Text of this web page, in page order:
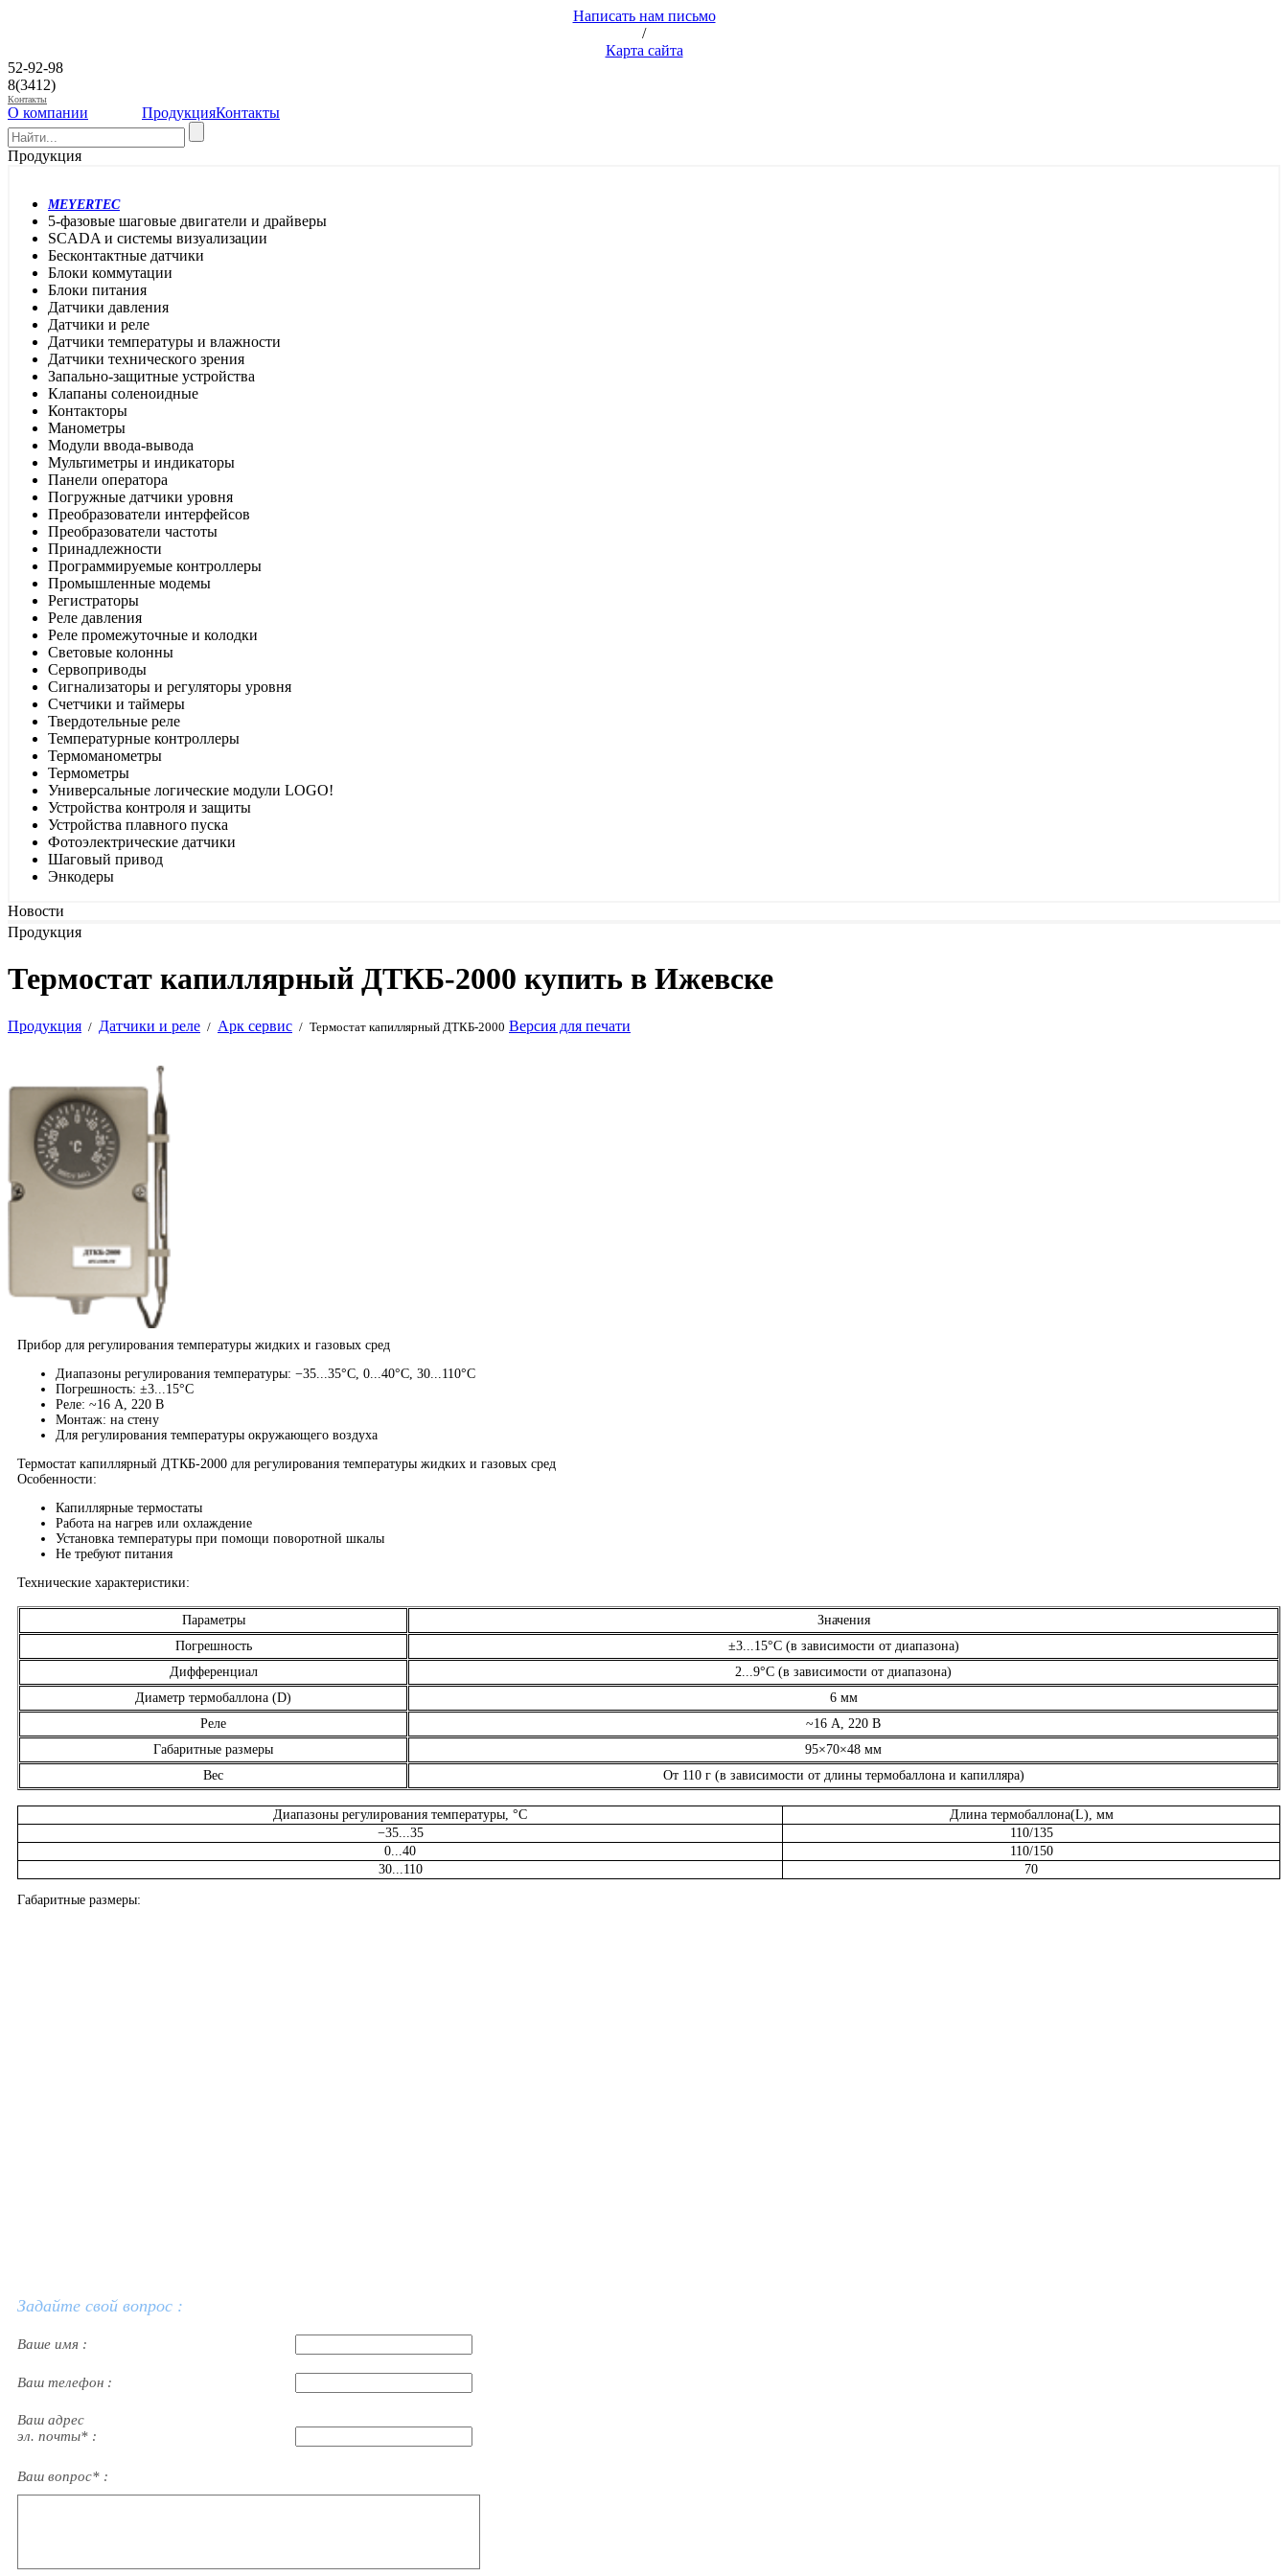
Написать нам письмо
/
Карта сайта
52-92-98
8(3412)
Контакты
О компании ПродукцияКонтакты
Продукция
MEYERTEC
5-фазовые шаговые двигатели и драйверы
SCADA и системы визуализации
Бесконтактные датчики
Блоки коммутации
Блоки питания
Датчики давления
Датчики и реле
Датчики температуры и влажности
Датчики технического зрения
Запально-защитные устройства
Клапаны соленоидные
Контакторы
Манометры
Модули ввода-вывода
Мультиметры и индикаторы
Панели оператора
Погружные датчики уровня
Преобразователи интерфейсов
Преобразователи частоты
Принадлежности
Программируемые контроллеры
Промышленные модемы
Регистраторы
Реле давления
Реле промежуточные и колодки
Световые колонны
Сервоприводы
Сигнализаторы и регуляторы уровня
Счетчики и таймеры
Твердотельные реле
Температурные контроллеры
Термоманометры
Термометры
Универсальные логические модули LOGO!
Устройства контроля и защиты
Устройства плавного пуска
Фотоэлектрические датчики
Шаговый привод
Энкодеры
Новости
Продукция
Термостат капиллярный ДТКБ-2000 купить в Ижевске
Продукция / Датчики и реле / Арк сервис / Термостат капиллярный ДТКБ-2000 Версия для печати
Прибор для регулирования температуры жидких и газовых сред
Диапазоны регулирования температуры: −35...35°С, 0...40°С, 30...110°С
Погрешность: ±3...15°С
Реле: ~16 А, 220 В
Монтаж: на стену
Для регулирования температуры окружающего воздуха
Термостат капиллярный ДТКБ-2000 для регулирования температуры жидких и газовых сред
Особенности:
Капиллярные термостаты
Работа на нагрев или охлаждение
Установка температуры при помощи поворотной шкалы
Не требуют питания
Технические характеристики:
Параметры
Значения
Погрешность
±3...15°С (в зависимости от диапазона)
Дифференциал
2...9°С (в зависимости от диапазона)
Диаметр термобаллона (D)
6 мм
Реле
~16 А, 220 В
Габаритные размеры
95×70×48 мм
Вес
От 110 г (в зависимости от длины термобаллона и капилляра)
Диапазоны регулирования температуры, °С
Длина термобаллона(L), мм
−35...35
110/135
0...40
110/150
30...110
70
Габаритные размеры:
Задайте свой вопрос :
Ваше имя :
Ваш телефон :
Ваш адрес
эл. почты* :
Ваш вопрос* :